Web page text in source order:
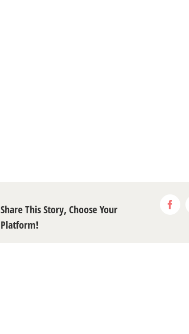
Share This Story, Choose Your
Platform!